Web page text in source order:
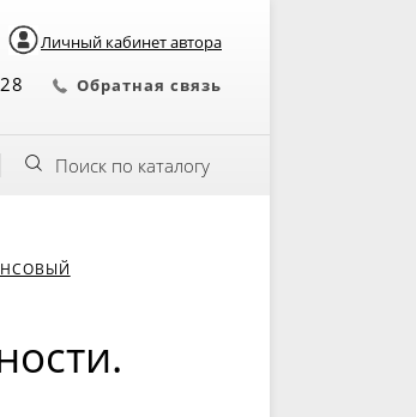
Личный кабинет автора
Обратная связь
Поиск по каталогу